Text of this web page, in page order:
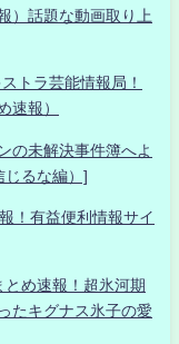
）話題な動画取り上
トラ芸能情報局！
速報）
の未解決事件簿へよ
じるな編）]
有益便利情報サイ
め速報！超氷河期
たキグナス氷子の愛